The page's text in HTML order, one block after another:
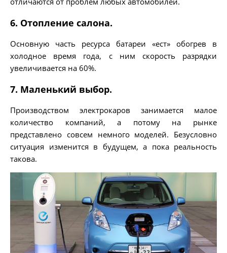
6. Отопление салона.
Основную часть ресурса батареи «ест» обогрев в
холодное время года, с ним скорость разрядки
увеличивается на 60%.
7. Маленький выбор.
Производством электрокаров занимается малое
количество компаний, а потому на рынке
представлено совсем немного моделей. Безусловно
ситуация изменится в будущем, а пока реальность
такова.